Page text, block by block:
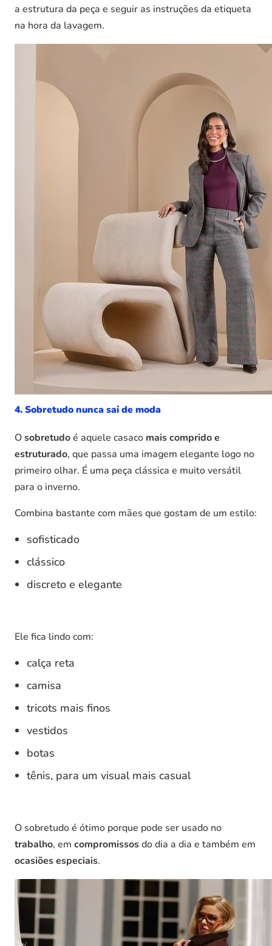
a estrutura da peça e seguir as instruções da etiqueta
na hora da lavagem.
4. Sobretudo nunca sai de moda
Osobretudoé aquele casaco mais comprido e
estruturado, que passa uma imagem elegante logo no
primeiro olhar. É uma peça clássica e muito versátil
para o inverno.
Combina bastante com mães que gostam de um estilo:
sofisticado
clássico
discreto e elegante
Ele fica lindo com:
calça reta
camisa
tricots mais finos
vestidos
botas
tênis, para um visual mais casual
O sobretudo é ótimo porque pode ser usado no
trabalho, em compromissosdo dia a dia e também em
ocasiões especiais.